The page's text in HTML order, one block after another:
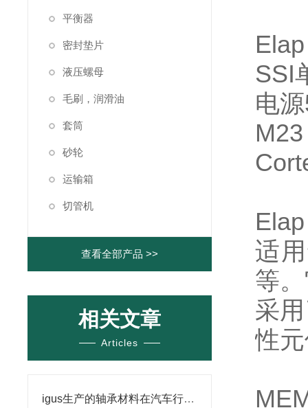
平衡器
密封垫片
液压螺母
毛刷，润滑油
套筒
砂轮
运输箱
切管机
查看全部产品 >>
相关文章
Articles
igus生产的轴承材料在汽车行业的应用
SSI
电
适
等
采
性